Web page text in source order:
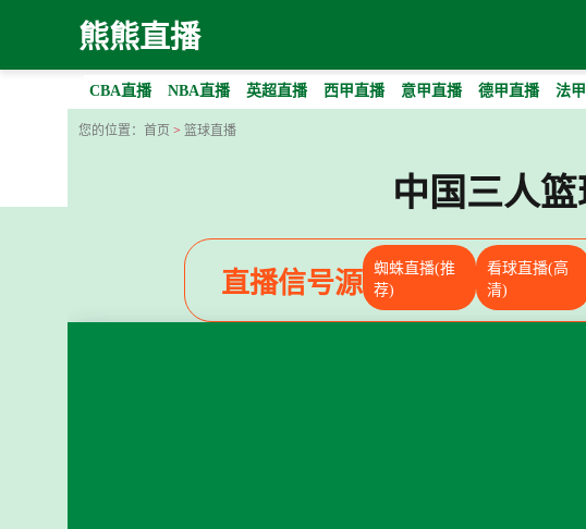
熊熊直播
CBA直播 NBA直播 英超直播 西甲直播 意甲直播 德甲直播 法
您的位置： 首页 > 篮球直播
中国三人
直播信号源
蜘蛛直播(推
荐)
看球直播(高
清)